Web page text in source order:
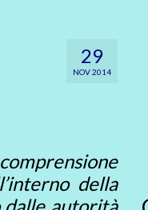
29
NOV 2014
della